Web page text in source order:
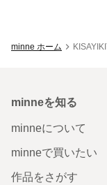
minne ホーム
minneを知る
minneについて
minneで買いたい
作品をさがす